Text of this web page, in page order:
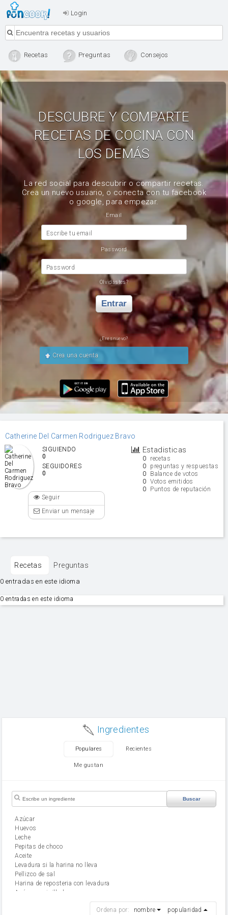
Login
Recetas Preguntas Consejos
DESCUBRE Y COMPARTE
RECETAS DE COCINA CON
LOS DEMÁS
La red social para descubrir o compartir recetas.
Crea un nuevo usuario, o conecta con tu facebook
o google, para empezar.
Email
Escribe tu email
Password
Password
Olvidastes?
Entrar
¿Eres nuevo?
Crea una cuenta
Catherine Del Carmen Rodriguez Bravo
Estadisticas
0 recetas
0 preguntas y respuestas
0 Balance de votos
0 Votos emitidos
0 Puntos de reputación
SIGUIENDO
0
SEGUIDORES
0
Seguir
Enviar un mensaje
Recetas Preguntas
0 entradas en este idioma
0 entradas en este idioma
Ingredientes
Populares Recientes
Me gustan
Buscar
Azúcar
huevos
leche
Pepitas de choco
aceite
Levadura si la harina no lleva
Pellizco de sal
Harina de reposteria con levadura
Azúcar avainillado
Ordena por: nombre popularidad